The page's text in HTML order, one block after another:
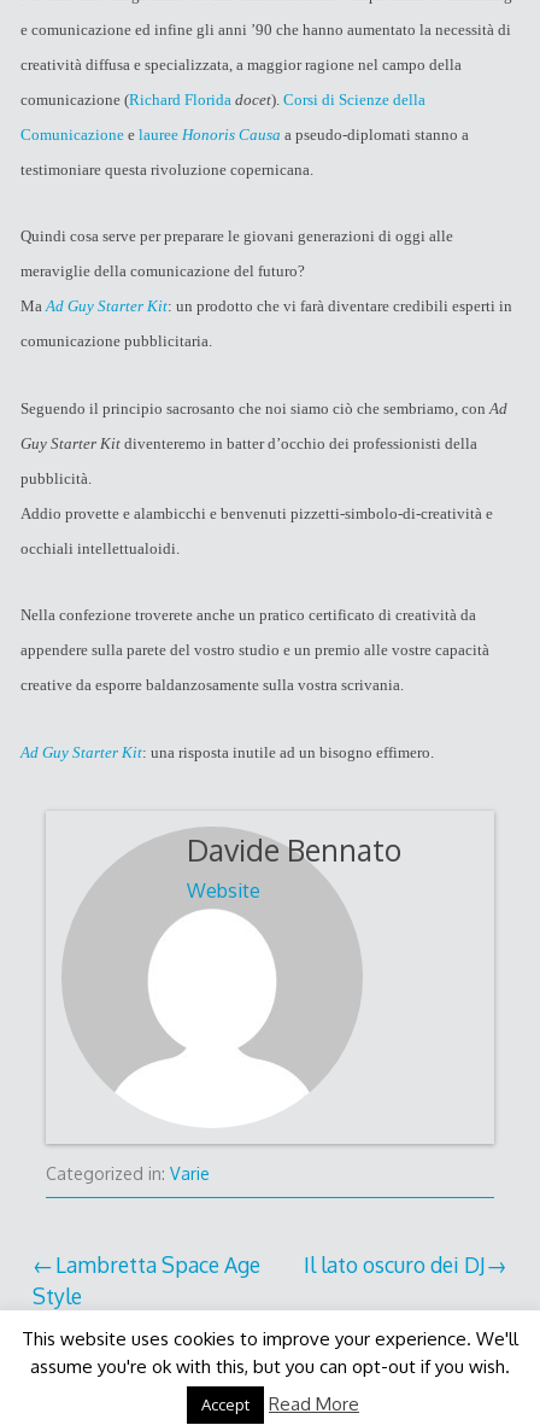
e comunicazione ed infine gli anni ’90 che hanno aumentato la necessità di
creatività diffusa e specializzata, a maggior ragione nel campo della
comunicazione (Richard Florida docet). Corsi di Scienze della
Comunicazionee lauree Honoris Causa a pseudo-diplomati stanno a
testimoniare questa rivoluzione copernicana.
Quindi cosa serve per preparare le giovani generazioni di oggi alle
meraviglie della comunicazione del futuro?
MaAd Guy Starter Kit: un prodotto che vi farà diventare credibili esperti in
comunicazione pubblicitaria.
Seguendo il principio sacrosanto che noi siamo ciò che sembriamo, con Ad
Guy Starter Kit diventeremo in batter d’occhio dei professionisti della
pubblicità.
Addio provette e alambicchi e benvenuti pizzetti-simbolo-di-creatività e
occhiali intellettualoidi.
Nella confezione troverete anche un pratico certificato di creatività da
appendere sulla parete del vostro studio e un premio alle vostre capacità
creative da esporre baldanzosamente sulla vostra scrivania.
Ad Guy Starter Kit: una risposta inutile ad un bisogno effimero.
Davide Bennato
Website
Categorized in: Varie
Post
navigation
Lambretta Space Age
Style
Il lato oscuro dei DJ
Decode Themeby Macho Themes
This website uses cookies to improve your experience. We'll
assume you're ok with this, but you can opt-out if you wish.
Accept Read More